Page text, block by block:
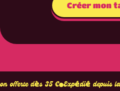
Créer mon
35 € Expédié depuis la France